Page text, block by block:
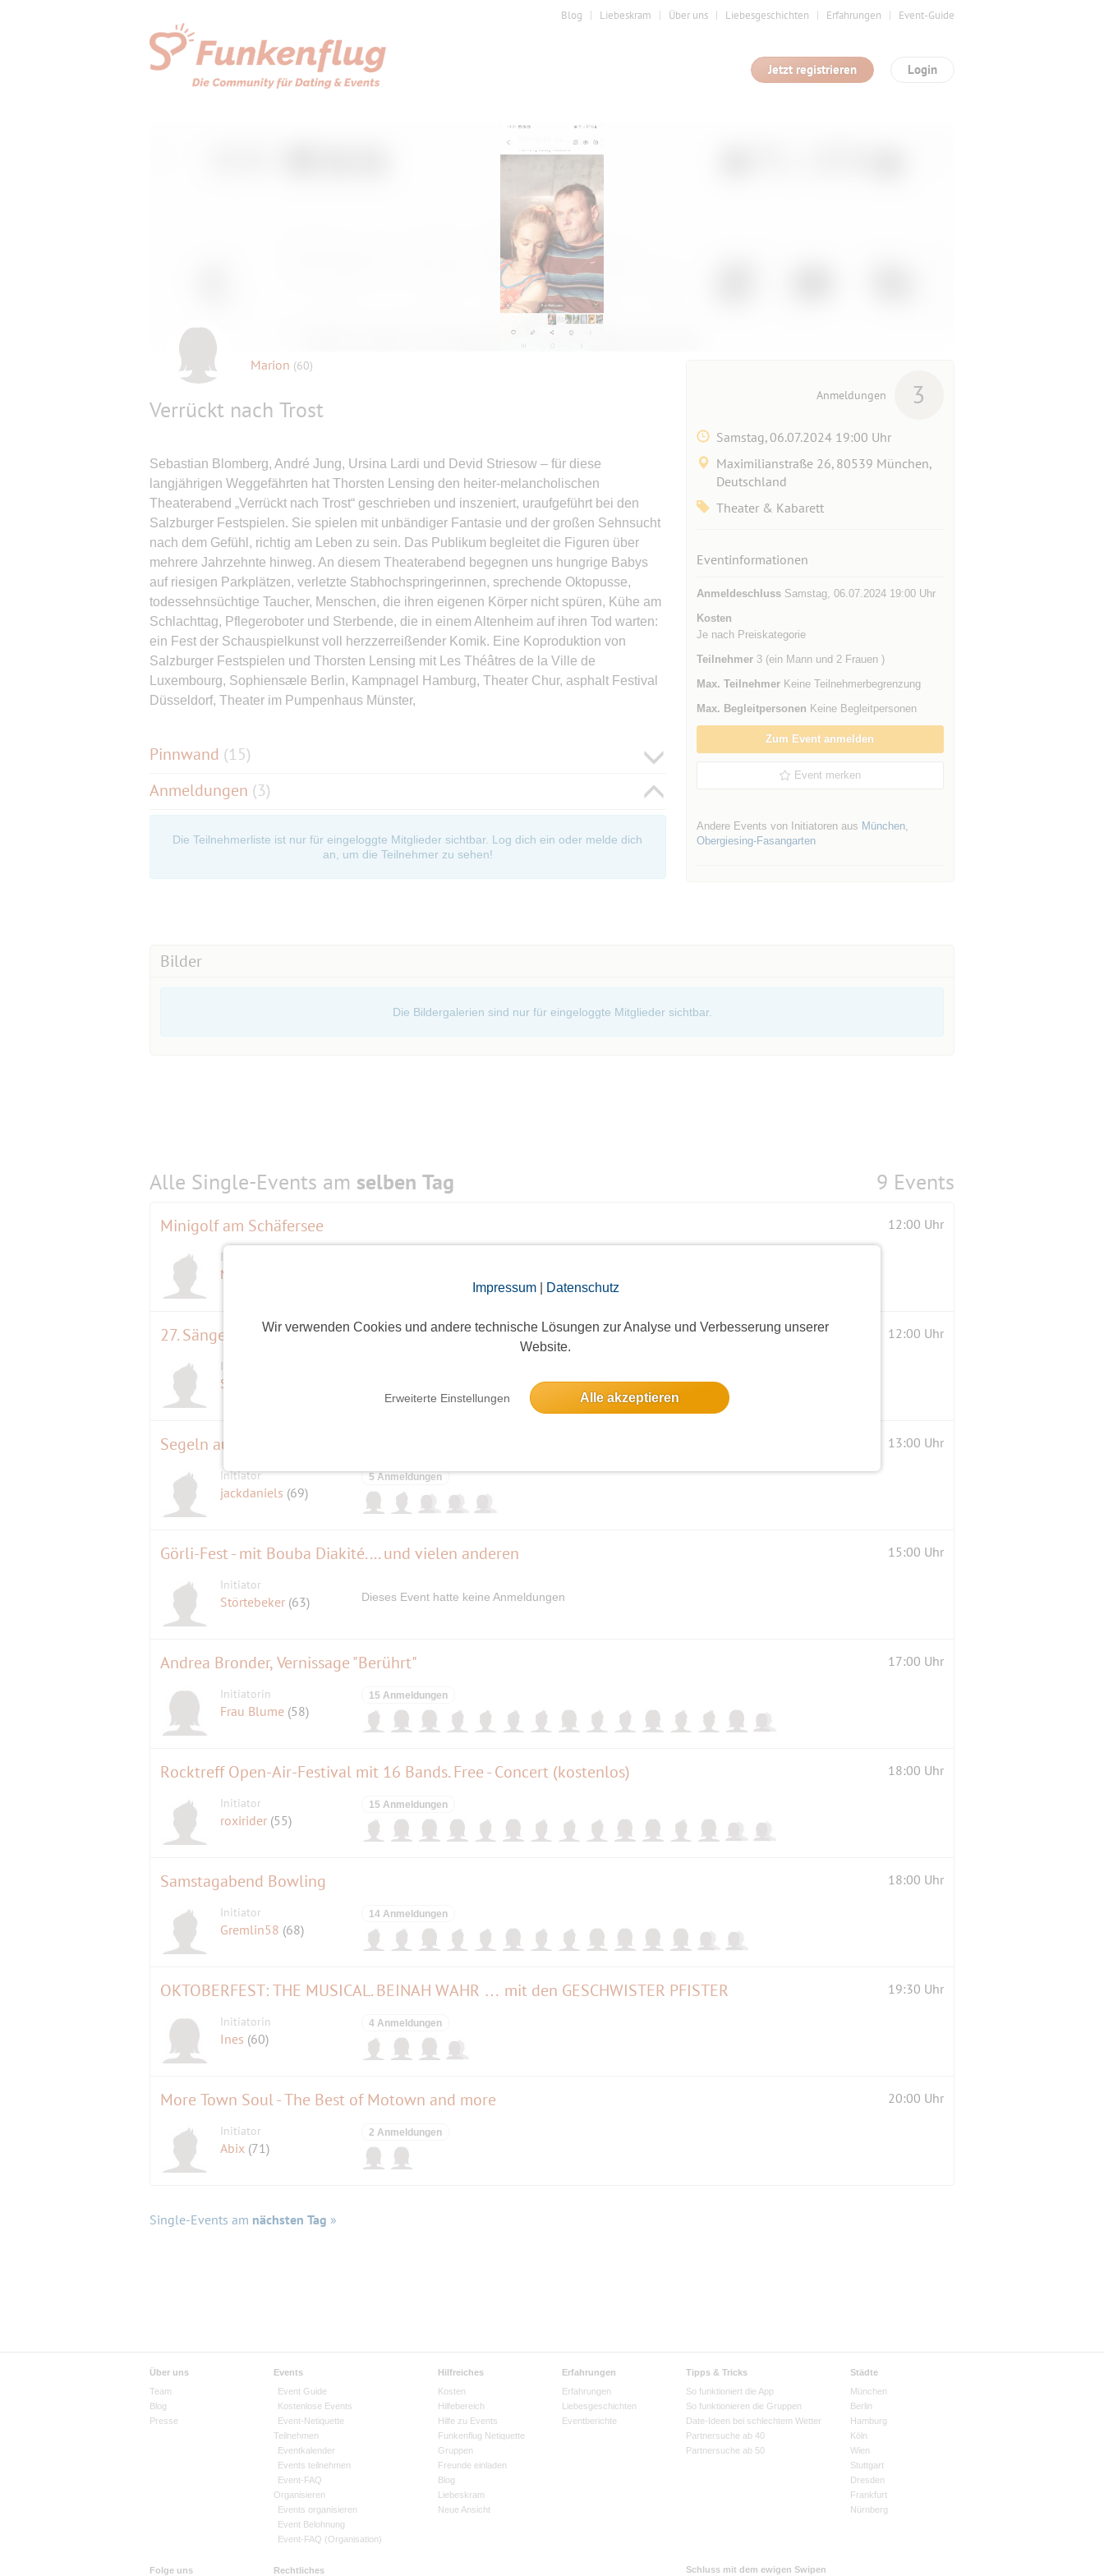
Impressum| Datenschutz
Wir verwenden Cookies und andere technische Lösungen zur Analyse und Verbesserung unserer
Website.
Erweiterte Einstellungen Alle akzeptieren
Blog Liebeskram Über uns Liebesgeschichten Erfahrungen Event-Guide
Login
Jetzt registrieren
Marion (60)
Verrückt nach Trost
Sebastian Blomberg, André Jung, Ursina Lardi und Devid Striesow – für diese
langjährigen Weggefährten hat Thorsten Lensing den heiter-melancholischen
Theaterabend „Verrückt nach Trost“ geschrieben und inszeniert, uraufgeführt bei den
Salzburger Festspielen. Sie spielen mit unbändiger Fantasie und der großen Sehnsucht
nach dem Gefühl, richtig am Leben zu sein. Das Publikum begleitet die Figuren über
mehrere Jahrzehnte hinweg. An diesem Theaterabend begegnen uns hungrige Babys
auf riesigen Parkplätzen, verletzte Stabhochspringerinnen, sprechende Oktopusse,
todessehnsüchtige Taucher, Menschen, die ihren eigenen Körper nicht spüren, Kühe am
Schlachttag, Pflegeroboter und Sterbende, die in einem Altenheim auf ihren Tod warten:
ein Fest der Schauspielkunst voll herzzerreißender Komik. Eine Koproduktion von
Salzburger Festspielen und Thorsten Lensing mit Les Théâtres de la Ville de
Luxembourg, Sophiensæle Berlin, Kampnagel Hamburg, Theater Chur, asphalt Festival
Düsseldorf, Theater im Pumpenhaus Münster,
Pinnwand (15)
Anmeldungen (3)
Die Teilnehmerliste ist nur für eingeloggte Mitglieder sichtbar. Log dich ein oder melde dich
an, um die Teilnehmer zu sehen!
Anmeldungen 3
Samstag, 06.07.2024 19:00 Uhr
Maximilianstraße 26, 80539 München,
Deutschland
Theater & Kabarett
Eventinformationen
AnmeldeschlussSamstag, 06.07.2024 19:00 Uhr
Kosten
Je nach Preiskategorie
Teilnehmer3 (ein Mann und 2 Frauen )
Max. TeilnehmerKeine Teilnehmerbegrenzung
Max. Begleitpersonen Keine Begleitpersonen
Zum Event anmelden
Event merken
Andere Events von Initiatoren aus München,
Obergiesing-Fasangarten
Bilder
Die Bildergalerien sind nur für eingeloggte Mitglieder sichtbar.
Alle Single-Events am selben Tag 9 Events
Minigolf am Schäfersee 12:00 Uhr
Initiator
Michael
27. Sängerfest in der Wuhlekirche 12:00 Uhr
Initiator
Störtebeker Dieses Event hatte keine Anmeldungen
Segeln auf dem Wannsee 13:00 Uhr
Initiator
jackdaniels (69)
5 Anmeldungen
Görli-Fest - mit Bouba Diakité.... und vielen anderen 15:00 Uhr
Initiator
Störtebeker (63) Dieses Event hatte keine Anmeldungen
Andrea Bronder, Vernissage "Berührt" 17:00 Uhr
Initiatorin
Frau Blume (58)
15 Anmeldungen
Rocktreff Open-Air-Festival mit 16 Bands. Free - Concert (kostenlos) 18:00 Uhr
Initiator
roxirider (55)
15 Anmeldungen
Samstagabend Bowling 18:00 Uhr
Initiator
Gremlin58 (68)
14 Anmeldungen
OKTOBERFEST: THE MUSICAL. BEINAH WAHR … mit den GESCHWISTER PFISTER 19:30 Uhr
Initiatorin
Ines (60)
4 Anmeldungen
More Town Soul - The Best of Motown and more 20:00 Uhr
Initiator
Abix (71)
2 Anmeldungen
Single-Events am nächsten Tag »
Über uns
Team
Blog
Presse
Events
Event Guide
Kostenlose Events
Event-Netiquette
Teilnehmen
Eventkalender
Events teilnehmen
Event-FAQ
Organisieren
Events organisieren
Event Belohnung
Event-FAQ (Organisation)
Hilfreiches
Kosten
Hilfebereich
Hilfe zu Events
Funkenflug Netiquette
Gruppen
Freunde einladen
Blog
Liebeskram
Neue Ansicht
Erfahrungen
Erfahrungen
Liebesgeschichten
Eventberichte
Tipps & Tricks
So funktioniert die App
So funktionieren die Gruppen
Date-Ideen bei schlechtem Wetter
Partnersuche ab 40
Partnersuche ab 50
Städte
München
Berlin
Hamburg
Köln
Wien
Stuttgart
Dresden
Frankfurt
Nürnberg
Folge uns Rechtliches Schluss mit dem ewigen Swipen